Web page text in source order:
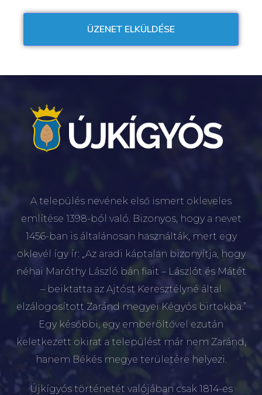
A település nevének első ismert okleveles
említése 1398-ból való. Bizonyos, hogy a nevet
1456-ban is általánosan használták, mert egy
oklevél így ír: „Az aradi káptalan bizonyítja, hogy
néhai Maróthy László bán fiait – Lászlót és Mátét
– beiktatta az Ajtóst Keresztélyné által
elzálogosított Zaránd megyei Kégyós birtokba.”
Egy későbbi, egy emberöltővel ezután
keletkezett okirat a települést már nem Zaránd,
hanem Békés megye területére helyezi.
Újkígyós történetét valójában csak 1814-es